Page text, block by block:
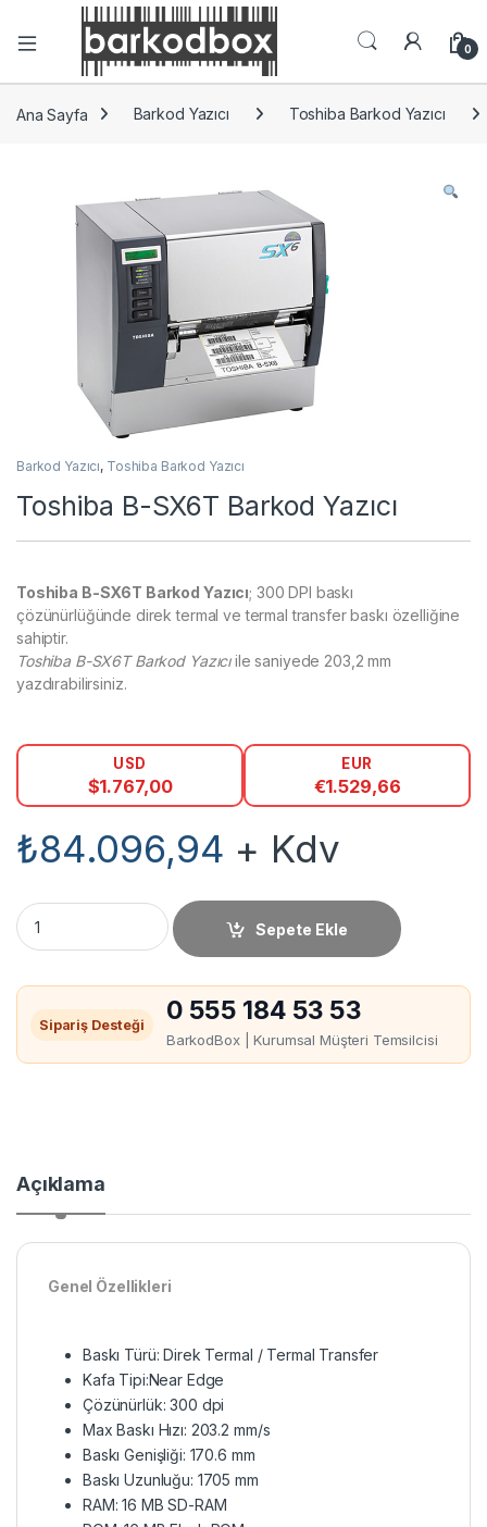
0
Ana Sayfa Barkod Yazıcı Toshiba Barkod Yazıcı
Barkod Yazıcı, Toshiba Barkod Yazıcı
Toshiba B-SX6T Barkod Yazıcı
Toshiba B-SX6T Barkod Yazıcı; 300 DPI baskı
çözünürlüğünde direk termal ve termal transfer baskı özelliğine
sahiptir.
Toshiba B-SX6T Barkod Yazıcıile saniyede 203,2 mm
yazdırabilirsiniz.
USD
$1.767,00
EUR
€1.529,66
₺84.096,94 + Kdv
Toshiba B-SX6T Barkod Yazıcı miktar
Sepete Ekle
Sipariş Desteği 0 555 184 53 53
BarkodBox | Kurumsal Müşteri Temsilcisi
Açıklama
Genel Özellikleri
Baskı Türü: Direk Termal / Termal Transfer
Kafa Tipi:Near Edge
Çözünürlük: 300 dpi
Max Baskı Hızı: 203.2 mm/s
Baskı Genişliği: 170.6 mm
Baskı Uzunluğu: 1705 mm
RAM: 16 MB SD-RAM